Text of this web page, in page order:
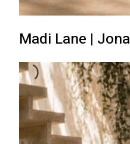
Madi Lane | Jona